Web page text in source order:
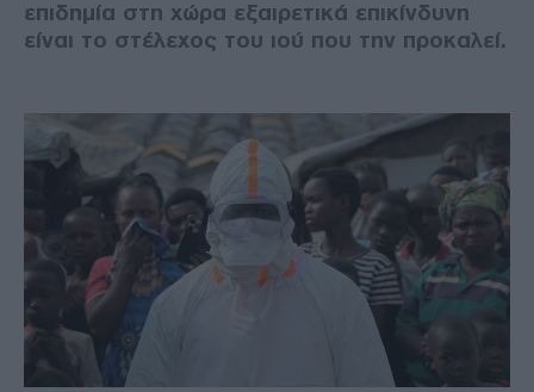
επιδημία στη χώρα εξαιρετικά επικίνδυνη
είναι το στέλεχος του ιού που την προκαλεί.